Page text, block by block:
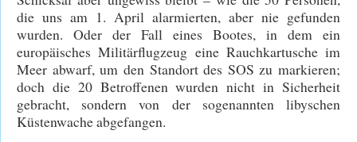
die uns am 1. April alarmierten, aber nie gefunden
wurden. Oder der Fall eines Bootes, in dem ein
europäisches Militärflugzeug eine Rauchkartusche im
Meer abwarf, um den Standort des SOS zu markieren;
doch die 20 Betroffenen wurden nicht in Sicherheit
gebracht, sondern von der sogenannten libyschen
Küstenwache abgefangen.